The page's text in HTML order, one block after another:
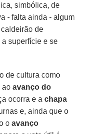
simbólica, de
- falta ainda - algum
de
superfície e se
de cultura como
aoavanço do
ocorra e achapa
e, ainda que o
oavanço